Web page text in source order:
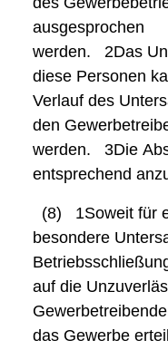
ausgesprochen
werden.
2Das
diese Personen
Verlauf des
den
werden.
3Die
entsprechend
(8) 1Soweit für
besondere
auf die
das Gewerbe